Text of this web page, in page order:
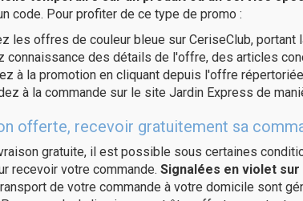
code. Pour profiter de ce type de promo :
les offres de couleur bleue sur CeriseClub, portant
connaissance des détails de l'offre, des articles
à la promotion en cliquant depuis l'offre
à la commande sur le site Jardin Express de
offerte, recevoir gratuitement sa
gratuite, il est possible sous certaines
recevoir votre commande. Signalées en violet sur
de votre commande à votre domicile sont